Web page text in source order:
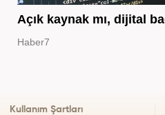
Açık kaynak mı, dijital
Haber7
Kullanım Şartları